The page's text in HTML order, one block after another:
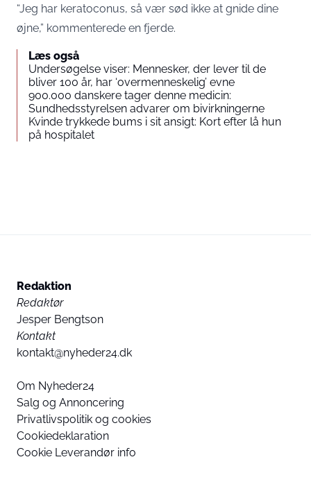
“Jeg har keratoconus, så vær sød ikke at gnide dine
øjne,” kommenterede en fjerde.
Læs også
Undersøgelse viser: Mennesker, der lever til de
bliver 100 år, har ‘overmenneskelig’ evne
900.000 danskere tager denne medicin:
Sundhedsstyrelsen advarer om bivirkningerne
Kvinde trykkede bums i sit ansigt: Kort efter lå hun
på hospitalet
Redaktion
Redaktør
Jesper Bengtson
Kontakt
kontakt@nyheder24.dk
Om Nyheder24
Salg og Annoncering
Privatlivspolitik og cookies
Cookiedeklaration
Cookie Leverandør info